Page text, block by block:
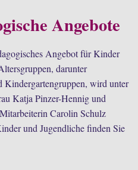
Angebote
Angebot für Kinder
darunter
Kindergartengruppen, wird unter
Katja Pinzer-Hennig und
Carolin Schulz
und Jugendliche finden Sie